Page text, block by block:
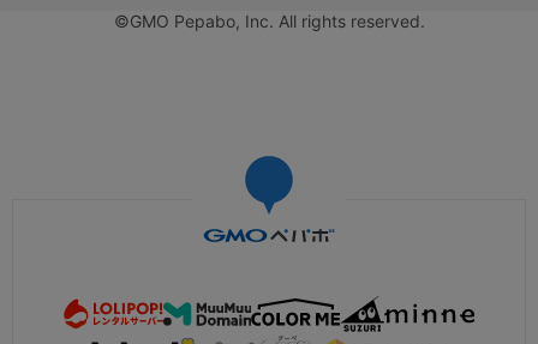
©GMO Pepabo, Inc. All rights reserved.